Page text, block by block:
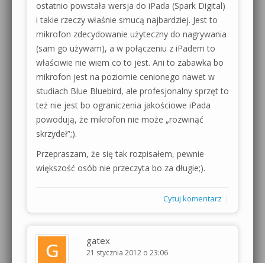
ostatnio powstała wersja do iPada (Spark Digital)
i takie rzeczy właśnie smucą najbardziej. Jest to
mikrofon zdecydowanie użyteczny do nagrywania
(sam go używam), a w połączeniu z iPadem to
właściwie nie wiem co to jest. Ani to zabawka bo
mikrofon jest na poziomie cenionego nawet w
studiach Blue Bluebird, ale profesjonalny sprzęt to
też nie jest bo ograniczenia jakościowe iPada
powodują, że mikrofon nie może „rozwinąć
skrzydeł”;).
Przepraszam, że się tak rozpisałem, pewnie
większość osób nie przeczyta bo za długie;).
Cytuj komentarz
gatex
21 stycznia 2012 o 23:06